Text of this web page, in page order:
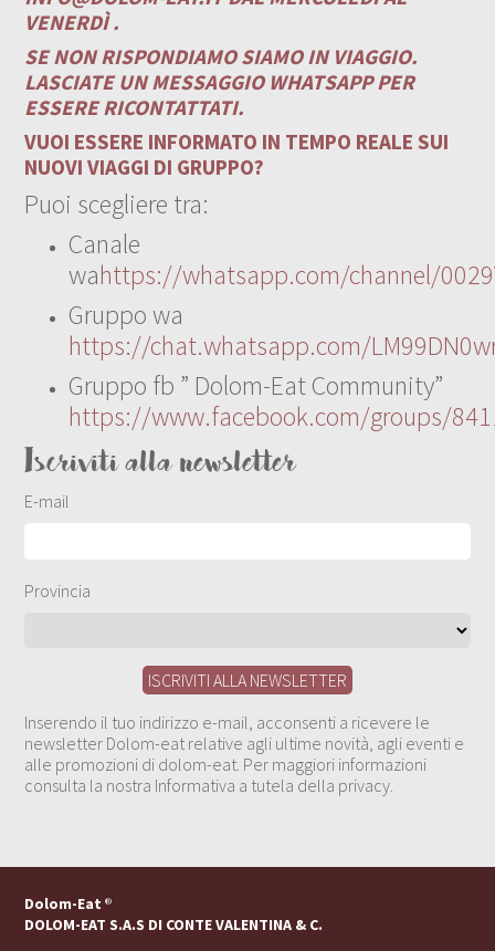
VENERDÌ .
SE NON RISPONDIAMO SIAMO IN VIAGGIO.
LASCIATE UN MESSAGGIO WHATSAPP PER
ESSERE RICONTATTATI.
VUOI ESSERE INFORMATO IN TEMPO REALE SUI
NUOVI VIAGGI DI GRUPPO?
Puoi scegliere tra:
Canale
wahttps://whatsapp.com/channel/
Gruppo wa
https://chat.whatsapp.com/
Gruppo fb ” Dolom-Eat Community”
https://www.facebook.com/groups/
Iscriviti alla newsletter
E-mail
Provincia
Inserendo il tuo indirizzo e-mail, acconsenti a ricevere le
newsletter Dolom-eat relative agli ultime novità, agli eventi e
alle promozioni di dolom-eat. Per maggiori informazioni
consulta la nostra Informativa a tutela della privacy.
Dolom-Eat ®
DOLOM-EAT S.A.S DI CONTE VALENTINA & C.